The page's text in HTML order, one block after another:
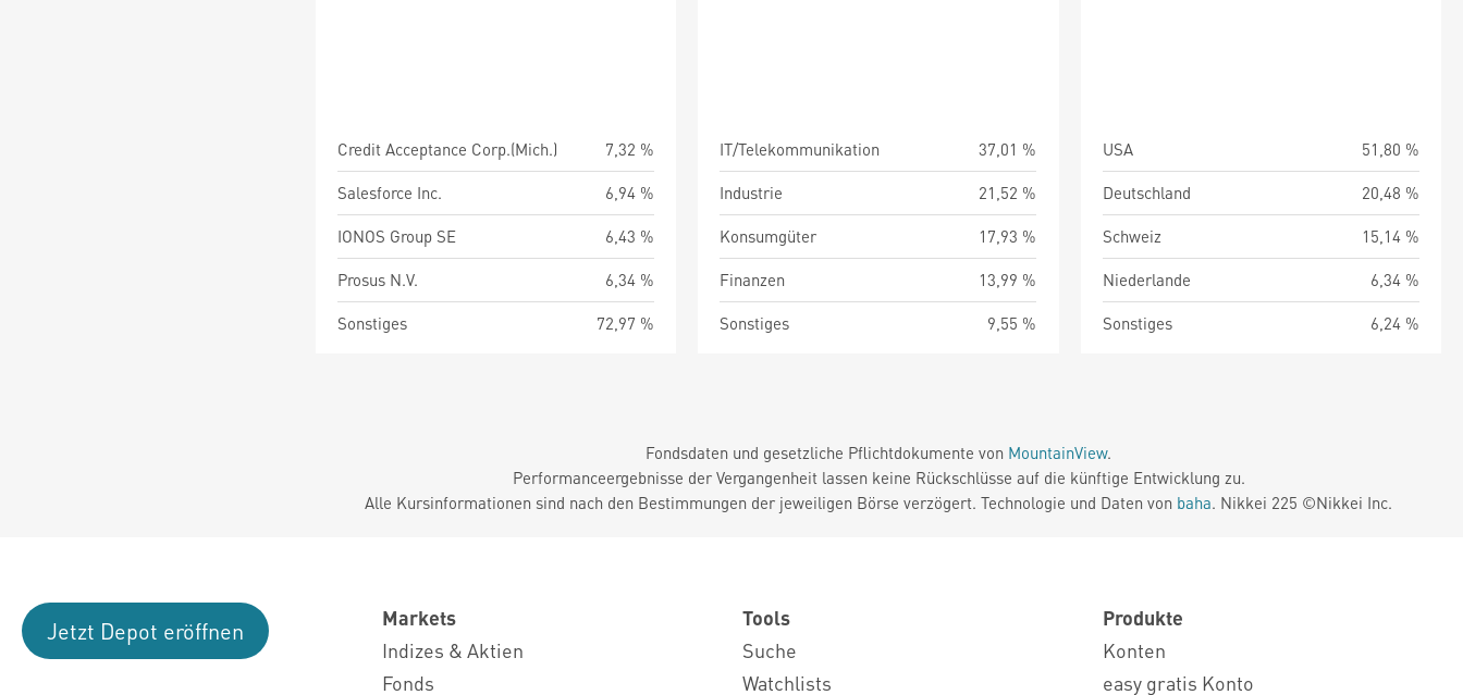
Credit Acceptance Corp.(Mich.)
7,32 %
Salesforce Inc.
6,94 %
IONOS Group SE
6,43 %
Prosus N.V.
6,34 %
Sonstiges
72,97 %
IT/Telekommunikation
37,01 %
Industrie
21,52 %
Konsumgüter
17,93 %
Finanzen
13,99 %
Sonstiges
9,55 %
USA
51,80 %
Deutschland
20,48 %
Schweiz
15,14 %
Niederlande
6,34 %
Sonstiges
6,24 %
Fondsdaten und gesetzliche Pflichtdokumente von MountainView.
Performanceergebnisse der Vergangenheit lassen keine Rückschlüsse auf die künftige Entwicklung zu.
Alle Kursinformationen sind nach den Bestimmungen der jeweiligen Börse verzögert. Technologie und Daten von baha. Nikkei 225 ©Nikkei Inc.
Jetzt Depot eröffnen
Markets
Indizes & Aktien
Fonds
Tools
Suche
Watchlists
Produkte
Konten
easy gratis Konto